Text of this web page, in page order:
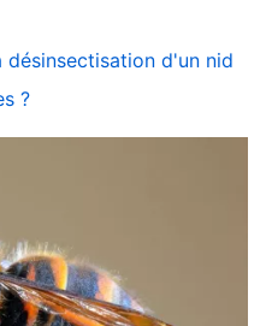
d'un nid
?